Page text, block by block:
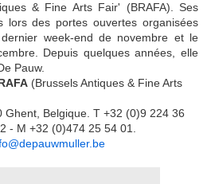
& Fine Arts Fair' (BRAFA). Ses
lors des portes ouvertes organisées
week-end de novembre et le
Depuis quelques années, elle
Pauw.
(Brussels Antiques & Fine Arts
Ghent, Belgique. T +32 (0)9 224 36
- M +32 (0)474 25 54 01.